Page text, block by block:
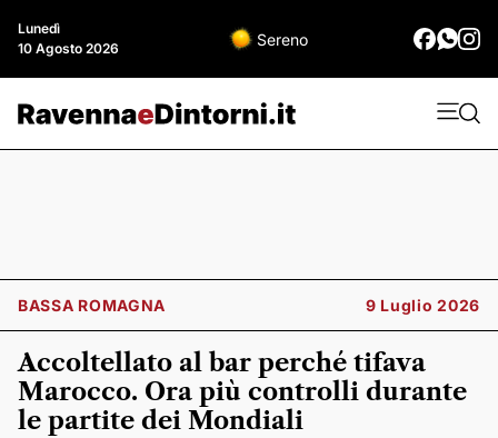
Lunedì
10 Agosto 2026
Sereno
BASSA ROMAGNA 9 Luglio 2026
Accoltellato al bar perché tifava
Marocco. Ora più controlli durante
le partite dei Mondiali